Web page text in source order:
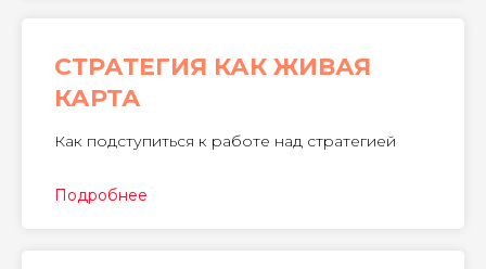
СТРАТЕГИЯ КАК ЖИВАЯ
КАРТА
Как подступиться к работе над стратегией
Подробнее